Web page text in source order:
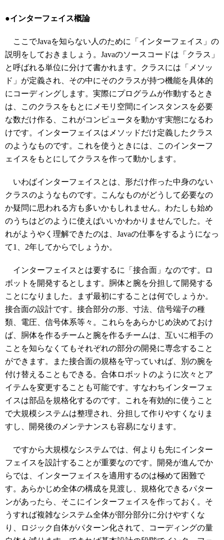
●インターフェイス概論
ここでJavaを知らない人のために「インターフェイス」の
説明をしておきましょう。Javaのソースコードは「クラス」
と呼ばれる単位に分けて書かれます。クラスには「メソッ
ド」が定義され、その中にそのクラスが持つ機能を具体的
にコーディングします。実際にプログラムが作動するとき
は、このクラスをもとにメモリ空間にインスタンスを必要
な数だけ作る、これがコンピュータを動かす実態になるわ
けです。インターフェイスはメソッドだけ定義したクラス
のようなものです。これを使うときには、このインターフ
ェイスをもとにしてクラスを作って動かします。
いわばインターフェイスとは、形だけ作った中身のない
クラスのようなものです。こんなものがどうして必要なの
か疑問に思われる方も多いかもしれません。わたしも始め
のうちはどのように使えばいいかわかりませんでした。そ
れがようやく理解できたのは、Javaの仕事をするようになっ
て1、2年してからでしょうか。
インターフェイスとは要するに「接合面」なのです。ロ
ボットを開発するとします。胴体と腕を分担して開発する
ことになりました。まず最初にすることは何でしょうか。
接合面の設計です。接合部分の形、寸法、信号端子の種
類、電圧、信号体系等々。これらをあらかじめ決めておけ
ば、胴体を作るチームと腕を作るチームは、互いに相手の
ことを知らなくてもそれぞれの部分の開発に専念すること
ができます。また接合面の規格を守っていれば、別の腕を
付け替えることもできる。合体ロボットのように次々とア
イテムを変更することも可能です。すなわちインターフェ
イスは部品を規格化するのです。これを有効的に使うこと
で大規模システムは整理され、分担して作りやすくなりま
すし、開発後のメンテナンスも容易になります。
ですから大規模なシステムでは、何よりも先にインター
フェイスを設計することが重要なのです。開発が進んでか
らでは、インターフェイスを適用するのは極めて困難で
す。あらかじめ全体の構成を見渡し、規格化できるパター
ンがあったら、そこにインターフェイスを作っておく。そ
うすれば複雑なシステム全体が部分部分に分けやすくな
り、ロジック自体がパターン化されて、コーディングの量